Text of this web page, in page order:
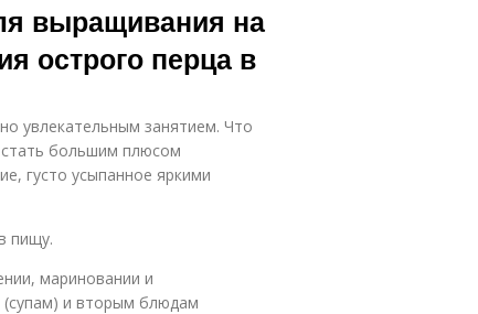
выращивания на
острого перца в
увлекательным занятием. Что
большим плюсом
густо усыпанное яркими
пищу.
мариновании и
(супам) и вторым блюдам